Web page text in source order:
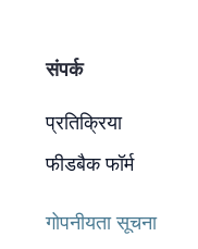
संपर्क
प्रतिक्रिया
फीडबैक फॉर्म
गोपनीयता सूचना